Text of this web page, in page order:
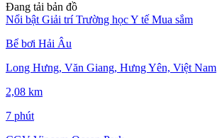
Đang tải bản đồ
Nổi bật Giải trí Trường họcY tế Mua sắm
Bể bơi Hải Âu
Long Hưng, Văn Giang, Hưng Yên, Việt Nam
2,08 km
7 phút